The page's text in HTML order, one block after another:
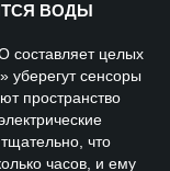
ВОДЫ
составляет целых
уберегут сенсоры
пространство
что
часов, и ему